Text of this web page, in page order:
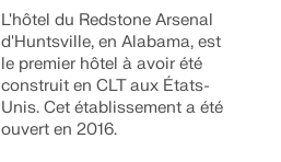
L'hôtel du Redstone Arsenal
d'Huntsville, en Alabama, est
le premier hôtel à avoir été
construit en CLT aux États-
Unis. Cet établissement a été
ouvert en 2016.